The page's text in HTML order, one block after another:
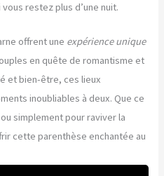
restez plus d’une nuit.
offrent une expérience unique
en quête de romantisme et
et bien-être, ces lieux
inoubliables à deux. Que ce
simplement pour raviver la
cette parenthèse enchantée au